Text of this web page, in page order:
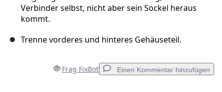
Verbinder selbst, nicht aber sein Sockel heraus
kommt.
Trenne vorderes und hinteres Gehäuseteil.
Frag FixBot Einen Kommentar hinzufügen